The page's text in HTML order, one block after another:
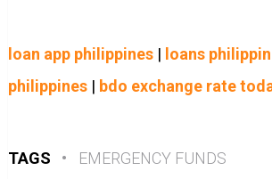
loan app philippines| loans
philippines| bdo exchange rate
TAGS •
EMERGENCY FUNDS